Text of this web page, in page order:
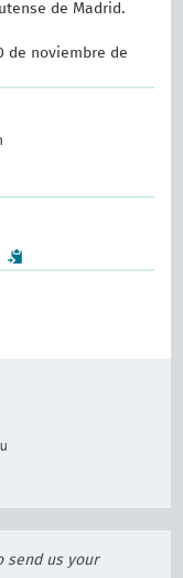
de Madrid.
de noviembre de
send us your